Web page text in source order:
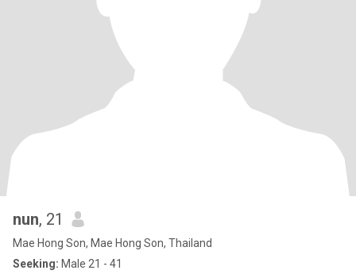
nun, 21
Mae Hong Son, Mae Hong Son, Thailand
Seeking: Male 21 - 41